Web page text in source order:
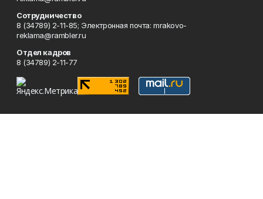
Сотрудничество
8 (34789) 2-11-85; Электронная почта: mrakovo-
reklama@rambler.ru
Отдел кадров
8 (34789) 2-11-77